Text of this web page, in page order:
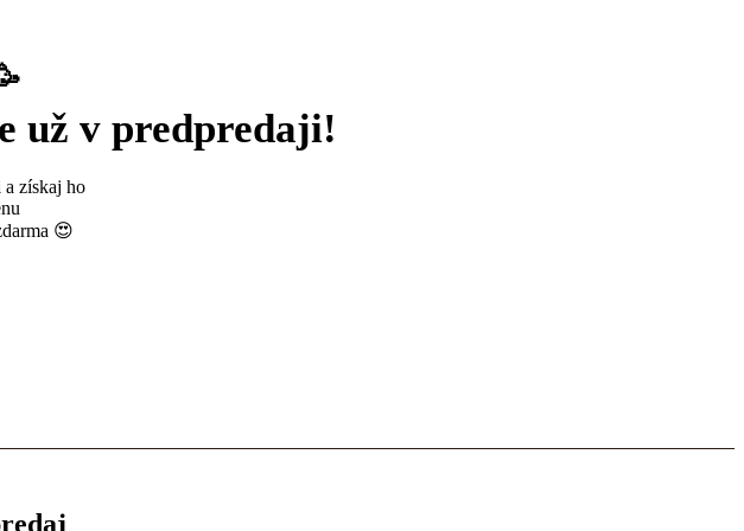
už v predpredaji!
získaj ho
😍